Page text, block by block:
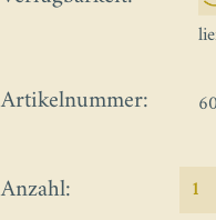
Artikelnummer:
Anzahl: